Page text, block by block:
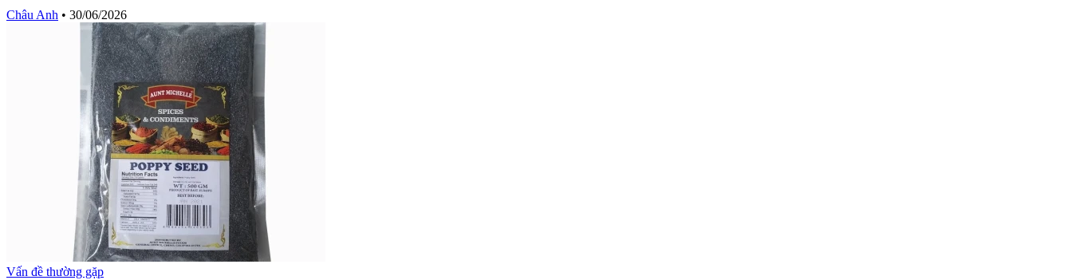
Châu Anh • 30/06/2026
Vấn đề thường gặp